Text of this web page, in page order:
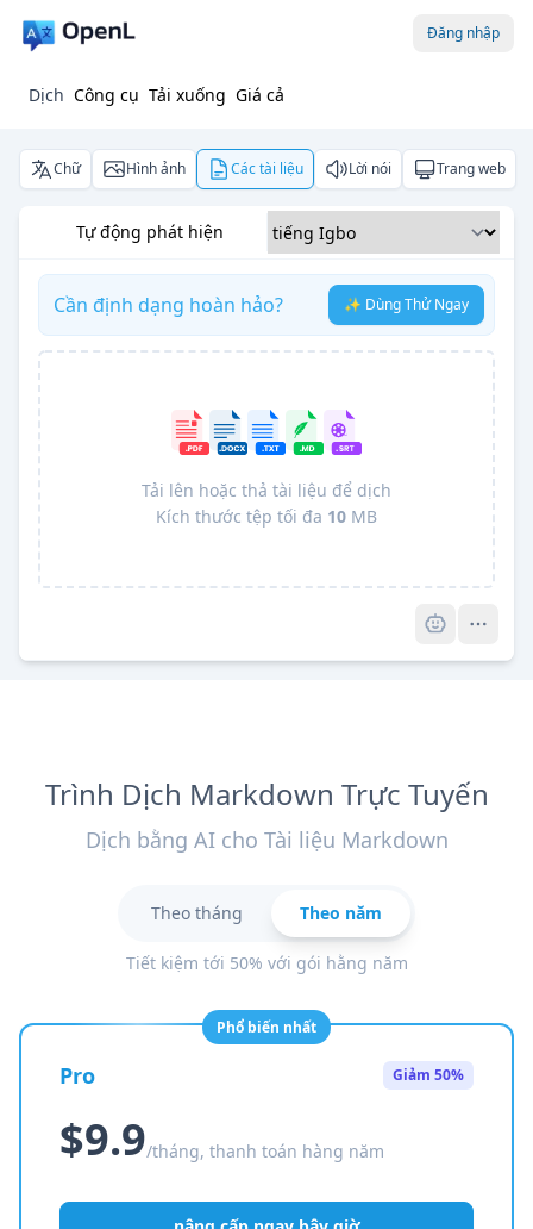
Đăng nhập
Dịch Công cụ Tải xuống Giá cả
Chữ Hình ảnh Các tài liệu Lời nói Trang web
Tự động phát hiện
Cần định dạng hoàn hảo? ✨ Dùng Thử Ngay
Tải lên hoặc thả tài liệu để dịch
Kích thước tệp tối đa 10 MB
Trình Dịch Markdown Trực Tuyến
Dịch bằng AI cho Tài liệu Markdown
Theo tháng Theo năm
Tiết kiệm tới 50% với gói hằng năm
Phổ biến nhất
Pro Giảm 50%
$9.9/tháng, thanh toán hàng năm